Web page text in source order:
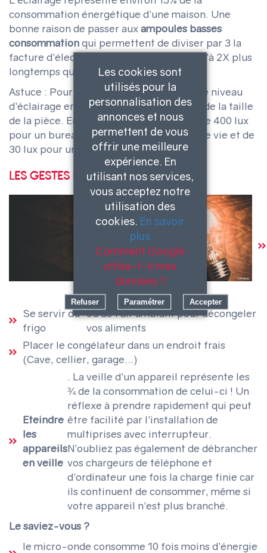
Les cookies sont
utilisés pour la
personnalisation des
annonces et nous
permettent de vous
offrir une meilleure
expérience. En
utilisant nos services,
vous acceptez notre
utilisation des
cookies. En savoir
plus
Comment Google
utilse-t-il mes
données ?
Refuser Paramétrer Accepter
consommation énergétique d’une maison. Une
bonne raison de passer auxampoules basses
consommationqui permettent de diviser par 3 la
facture d’électricité et qui tiennent jusqu’à 2X plus
longtemps que des ampoules classiques.
Astuce : Pour plus d’économie, adaptez le niveau
d’éclairage en fonction de l’utilisation et de la taille
de la pièce. En moyenne, l’éclairage est de 400 lux
pour un bureau, 300 lux pour une pièce de vie et de
30 lux pour un placard.
LES GESTES DU QUOTIDIEN
Se servir du
frigo
ou de l’air ambiant pour décongeler
vos aliments
Placer le congélateur dans un endroit frais
(Cave, cellier, garage…)
Eteindre
les
appareils
en veille
. La veille d’un appareil représente les
¾ de la consommation de celui-ci ! Un
réflexe à prendre rapidement qui peut
être facilité par l’installation de
multiprises avec interrupteur.
N’oubliez pas également de débrancher
vos chargeurs de téléphone et
d’ordinateur une fois la charge finie car
ils continuent de consommer, même si
votre appareil n’est plus branché.
Le saviez-vous ?
le micro-onde consomme 10 fois moins d’énergie